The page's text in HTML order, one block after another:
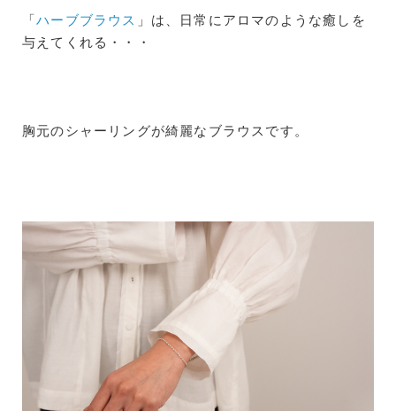
「ハーブブラウス 」は、日常にアロマのような癒しを
与えてくれる・・・
胸元のシャーリングが綺麗なブラウスです。